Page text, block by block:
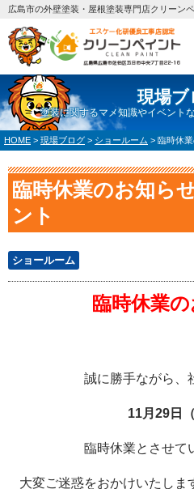
広島市の外壁塗装・屋根塗装専門店クリーン
現場ブ
塗装に関するマメ知識やイベント
HOME > 現場ブログ > ショールーム > 臨時休
臨時休業のお知ら
ント
ショールーム
臨時休業
誠に勝手ながら、
11月29日
臨時休業とさせて
大変ご迷惑をおかけいたしま